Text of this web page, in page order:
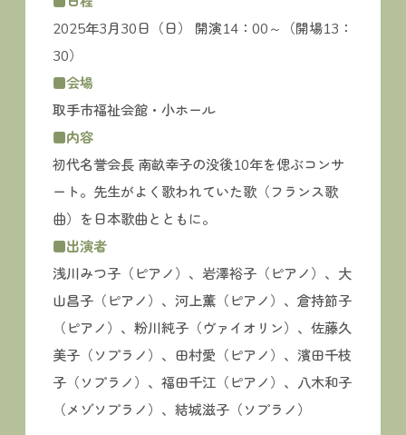
2025年3月30日（日） 開演14：00～（開場13：
30）
■会場
取手市福祉会館・小ホール
■内容
初代名誉会長 南畝幸子の没後10年を偲ぶコンサ
ート。先生がよく歌われていた歌（フランス歌
曲）を日本歌曲とともに。
■出演者
浅川みつ子（ピアノ）、岩澤裕子（ピアノ）、大
山昌子（ピアノ）、河上薫（ピアノ）、倉持節子
（ピアノ）、粉川純子（ヴァイオリン）、佐藤久
美子（ソプラノ）、田村愛（ピアノ）、濱田千枝
子（ソプラノ）、福田千江（ピアノ）、八木和子
（メゾソプラノ）、結城滋子（ソプラノ）